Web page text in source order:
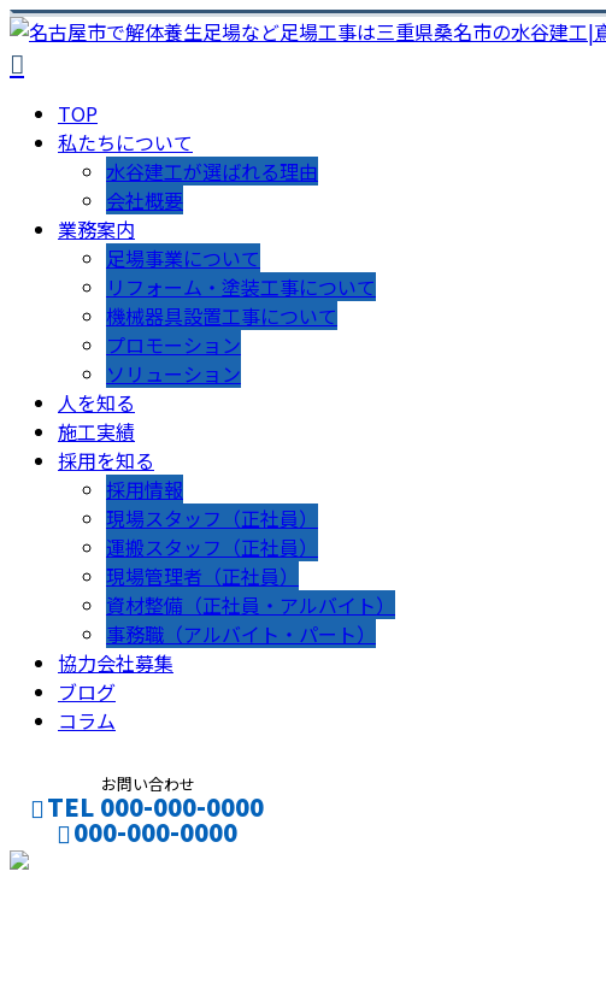
TOP
私たちについて
水谷建工が選ばれる理由
会社概要
業務案内
足場事業について
リフォーム・塗装工事について
機械器具設置工事について
プロモーション
ソリューション
人を知る
施工実績
採用を知る
採用情報
現場スタッフ（正社員）
運搬スタッフ（正社員）
現場管理者（正社員）
資材整備（正社員・アルバイト）
事務職（アルバイト・パート）
協力会社募集
ブログ
コラム
お問い合わせ
TEL 000-000-0000
000-000-0000